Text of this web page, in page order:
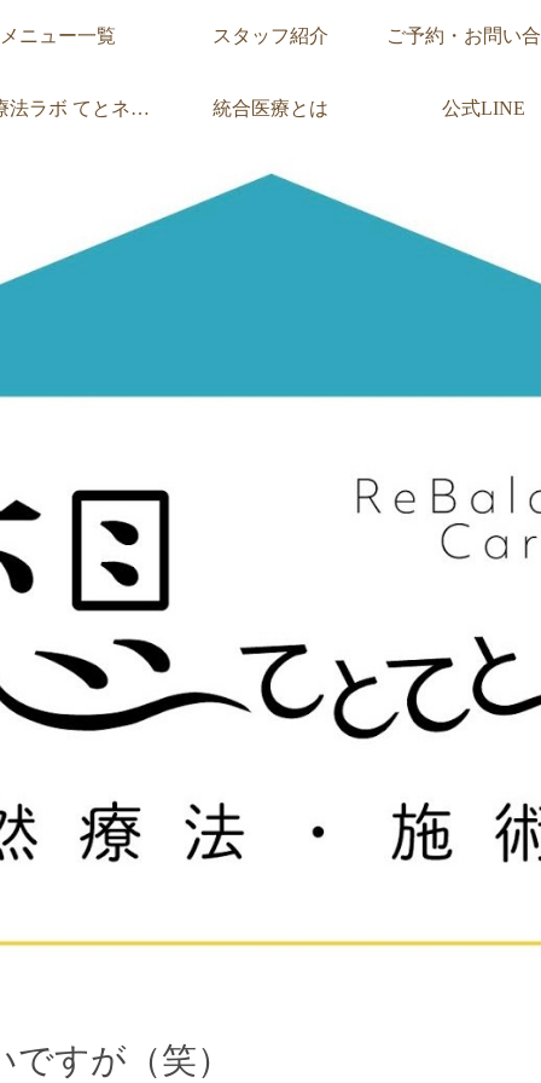
メニュー一覧 スタッフ紹介 ご予約・お問い
法ラボ てとネットとは 統合医療とは 公式LINE
すが（笑）